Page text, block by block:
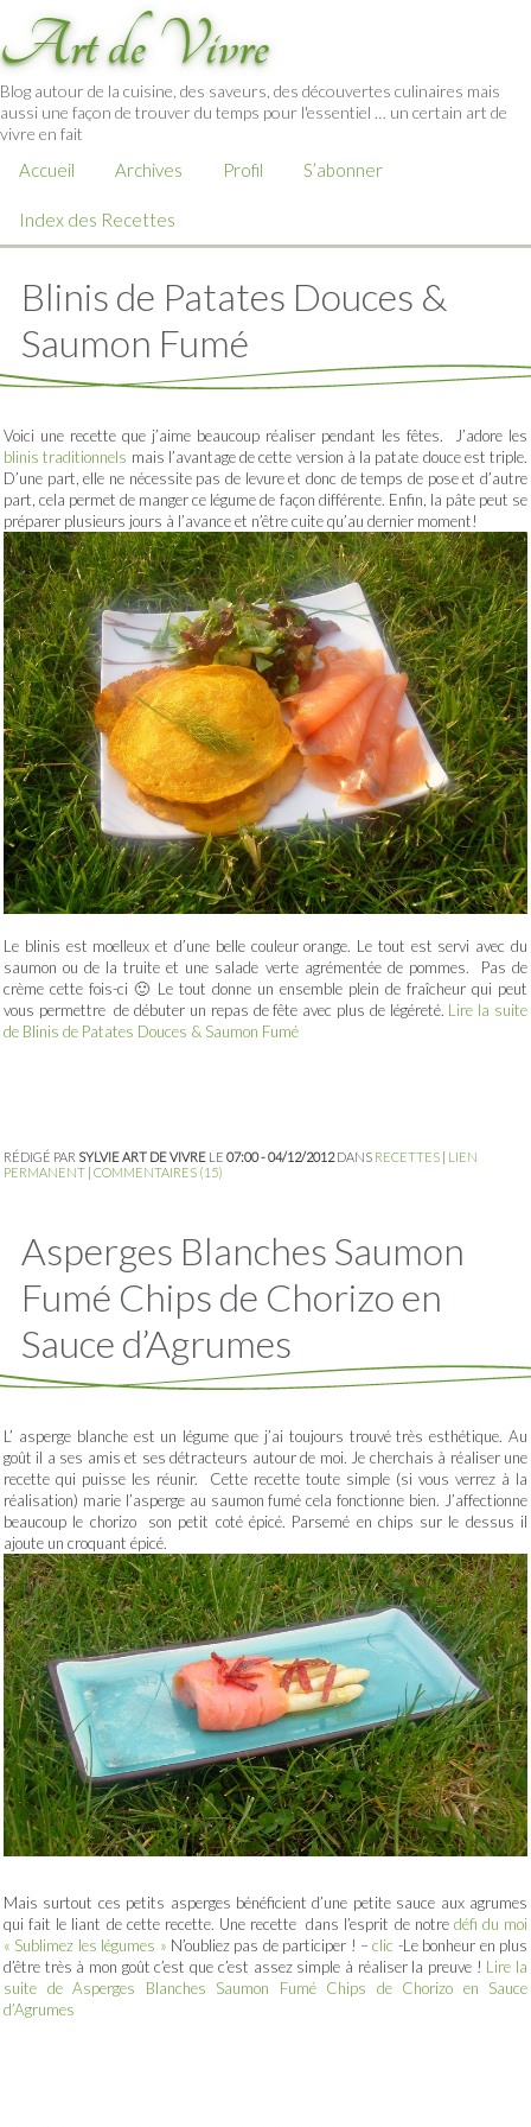
Art de Vivre
Blog autour de la cuisine, des saveurs, des découvertes culinaires mais
aussi une façon de trouver du temps pour l'essentiel … un certain art de
vivre en fait
Accueil Archives Profil S’abonner
Index des Recettes
Blinis de Patates Douces &
Saumon Fumé
Voici une recette que j’aime beaucoup réaliser pendant les fêtes. J’adore les
blinis traditionnels mais l’avantage de cette version à la patate douce est triple.
D’une part, elle ne nécessite pas de levure et donc de temps de pose et d’autre
part, cela permet de manger ce légume de façon différente. Enfin, la pâte peut se
préparer plusieurs jours à l’avance et n’être cuite qu’au dernier moment!
Le blinis est moelleux et d’une belle couleur orange. Le tout est servi avec du
saumon ou de la truite et une salade verte agrémentée de pommes. Pas de
crème cette fois-ci 🙂 Le tout donne un ensemble plein de fraîcheur qui peut
vous permettre de débuter un repas de fête avec plus de légéreté. Lire la suite
de Blinis de Patates Douces & Saumon Fumé
RÉDIGÉ PAR SYLVIE ART DE VIVRE LE 07:00 - 04/12/2012DANS RECETTES
LIEN
PERMANENT COMMENTAIRES (15)
Asperges Blanches Saumon
Fumé Chips de Chorizo en
Sauce d’Agrumes
L’ asperge blanche est un légume que j’ai toujours trouvé très esthétique. Au
goût il a ses amis et ses détracteurs autour de moi. Je cherchais à réaliser une
recette qui puisse les réunir. Cette recette toute simple (si vous verrez à la
réalisation) marie l’asperge au saumon fumé cela fonctionne bien. J’affectionne
beaucoup le chorizo son petit coté épicé. Parsemé en chips sur le dessus il
ajoute un croquant épicé.
Mais surtout ces petits asperges bénéficient d’une petite sauce aux agrumes
qui fait le liant de cette recette. Une recette dans l’esprit de notre défi du moi
« Sublimez les légumes » N’oubliez pas de participer ! –clic -Le bonheur en plus
d’être très à mon goût c’est que c’est assez simple à réaliser la preuve ! Lire la
suite de Asperges Blanches Saumon Fumé Chips de Chorizo en Sauce
d’Agrumes